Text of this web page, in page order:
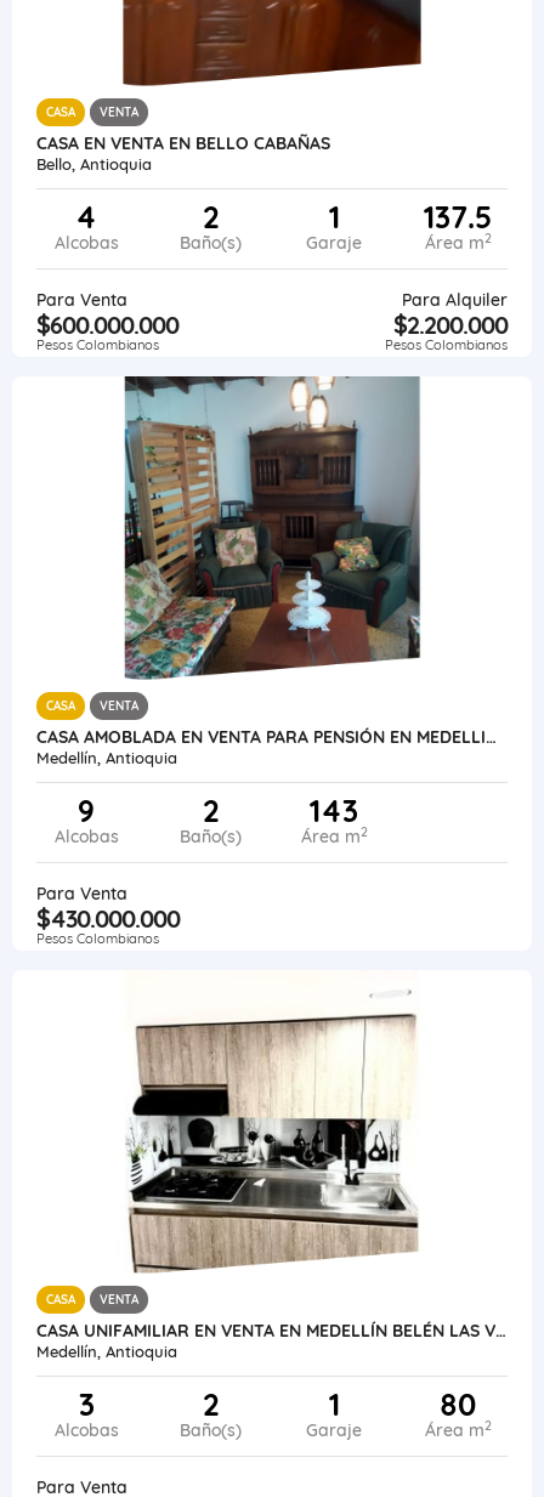
CASA VENTA
CASA EN VENTA EN BELLO CABAÑAS
Bello, Antioquia
4
Alcobas
2
Baño(s)
1
Garaje
137.5
Área m2
Para Venta
$600.000.000
Pesos Colombianos
Para Alquiler
$2.200.000
Pesos Colombianos
CASA VENTA
CASA AMOBLADA EN VENTA PARA PENSIÓN EN MEDELLIN, EL CHAGUALO
Medellín, Antioquia
9
Alcobas
2
Baño(s)
143
Área m2
Para Venta
$430.000.000
Pesos Colombianos
CASA VENTA
CASA UNIFAMILIAR EN VENTA EN MEDELLÍN BELÉN LAS VIOLETAS
Medellín, Antioquia
3
Alcobas
2
Baño(s)
1
Garaje
80
Área m2
Para Venta